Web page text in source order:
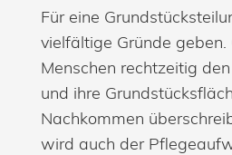
Für eine
vielfältige Gründe
Menschen rechtzeitig
und ihre
Nachkommen
wird auch der